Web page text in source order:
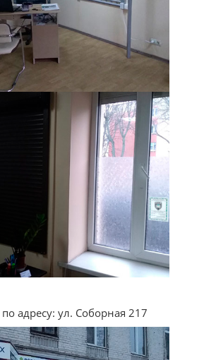
по адресу: ул. Соборная 217